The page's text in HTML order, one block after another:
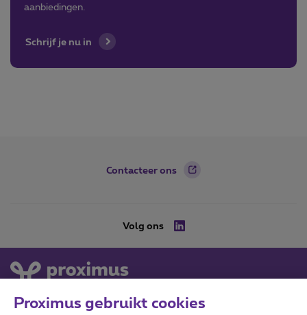
aanbiedingen.
Schrijf je nu in
Contacteer ons
Volg ons
Proximus gebruikt cookies